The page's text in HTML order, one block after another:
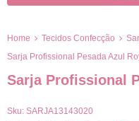
Home Tecidos Confecção
Sarja Profissional Pesada Azul
Sarja Profissional
Sku: SARJA13143020